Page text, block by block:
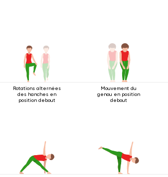
Rotations alternées
des hanches en
position debout
Mouvement du
genou en position
debout